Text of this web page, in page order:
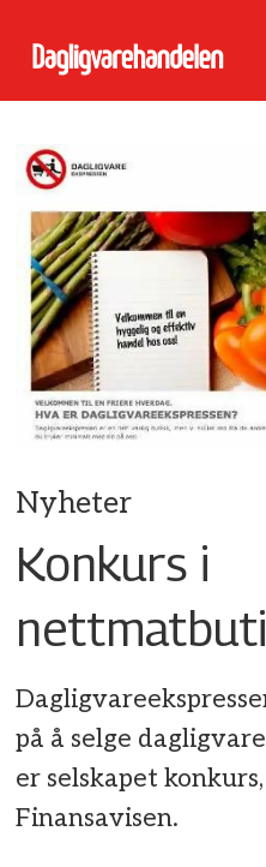
Nyheter
Konkurs i
på å selge
er selskapet
Finansavisen.